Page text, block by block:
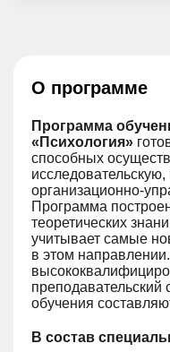
О программе
Программа
«Психология»
способных
исследовательскую,
организационно-
Программа
теоретических
учитывает самые
в этом
обучения
В состав